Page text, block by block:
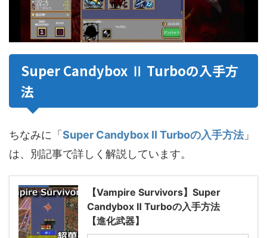
Super Candybox Ⅱ Turboの入手方
法
ちなみに「 Super Candybox Ⅱ Turboの入手方法」
は、別記事で詳しく解説しています。
【Vampire Survivors】Super
Candybox Ⅱ Turboの入手方法
【進化武器】